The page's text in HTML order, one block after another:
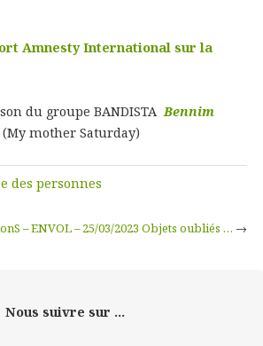
Amnesty International sur la
du groupe BANDISTA Bennim
mother Saturday)
des personnes
– ENVOL – 25/03/2023 Objets oubliés … →
Nous suivre sur ...